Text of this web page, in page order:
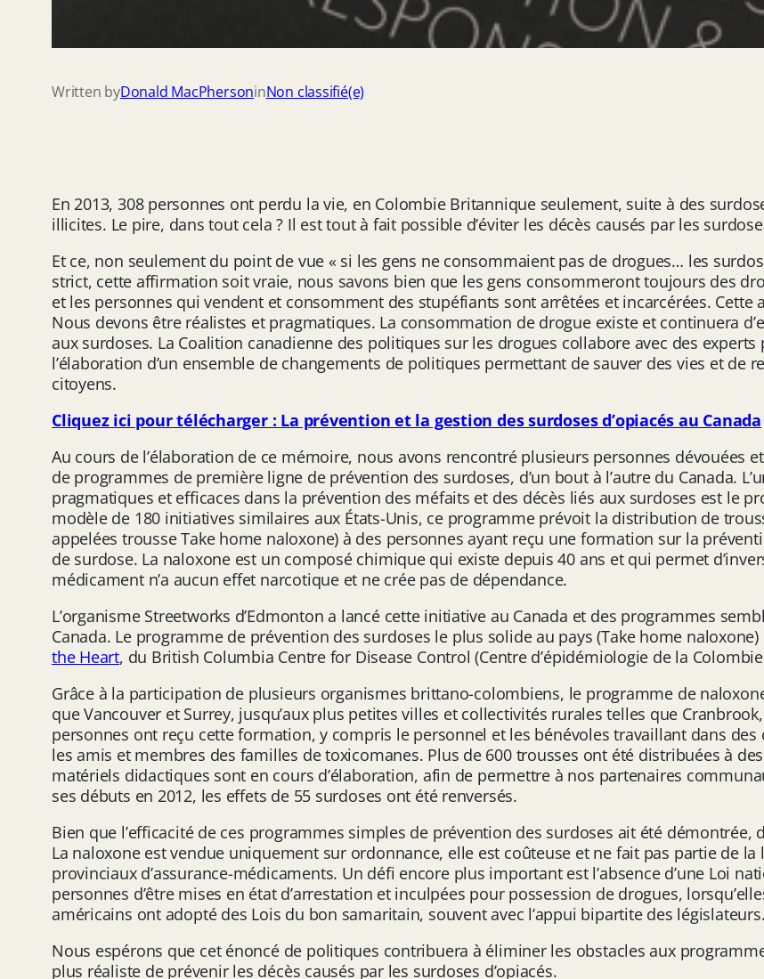
Written byDonald MacPhersoninNon classifié(e)
En 2013, 308 personnes ont perdu la vie, en Colombie Britannique seulement, suite à des
illicites. Le pire, dans tout cela ? Il est tout à fait possible d’éviter les décès causés par les
Et ce, non seulement du point de vue « si les gens ne consommaient pas de drogues… les
strict, cette affirmation soit vraie, nous savons bien que les gens consommeront toujours des
et les personnes qui vendent et consomment des stupéfiants sont arrêtées et incarcérées. Cette
Nous devons être réalistes et pragmatiques. La consommation de drogue existe et continuera
aux surdoses. La Coalition canadienne des politiques sur les drogues collabore avec des
l’élaboration d’un ensemble de changements de politiques permettant de sauver des vies et de
citoyens.
Cliquez ici pour télécharger : La prévention et la gestion des surdoses d’opiacés au Canada
Au cours de l’élaboration de ce mémoire, nous avons rencontré plusieurs personnes dévouées
de programmes de première ligne de prévention des surdoses, d’un bout à l’autre du Canada.
pragmatiques et efficaces dans la prévention des méfaits et des décès liés aux surdoses est le
modèle de 180 initiatives similaires aux États-Unis, ce programme prévoit la distribution de
appelées trousse Take home naloxone) à des personnes ayant reçu une formation sur la
de surdose. La naloxone est un composé chimique qui existe depuis 40 ans et qui permet
médicament n’a aucun effet narcotique et ne crée pas de dépendance.
L’organisme Streetworks d’Edmonton a lancé cette initiative au Canada et des programmes
Canada. Le programme de prévention des surdoses le plus solide au pays (Take home
the Heart, du British Columbia Centre for Disease Control (Centre d’épidémiologie de la
Grâce à la participation de plusieurs organismes brittano-colombiens, le programme de
que Vancouver et Surrey, jusqu’aux plus petites villes et collectivités rurales telles que
personnes ont reçu cette formation, y compris le personnel et les bénévoles travaillant dans
les amis et membres des familles de toxicomanes. Plus de 600 trousses ont été distribuées à
matériels didactiques sont en cours d’élaboration, afin de permettre à nos partenaires
ses débuts en 2012, les effets de 55 surdoses ont été renversés.
Bien que l’efficacité de ces programmes simples de prévention des surdoses ait été
La naloxone est vendue uniquement sur ordonnance, elle est coûteuse et ne fait pas partie de
provinciaux d’assurance-médicaments. Un défi encore plus important est l’absence d’une Loi
personnes d’être mises en état d’arrestation et inculpées pour possession de drogues,
américains ont adopté des Lois du bon samaritain, souvent avec l’appui bipartite des législateurs.
Nous espérons que cet énoncé de politiques contribuera à éliminer les obstacles aux
plus réaliste de prévenir les décès causés par les surdoses d’opiacés.